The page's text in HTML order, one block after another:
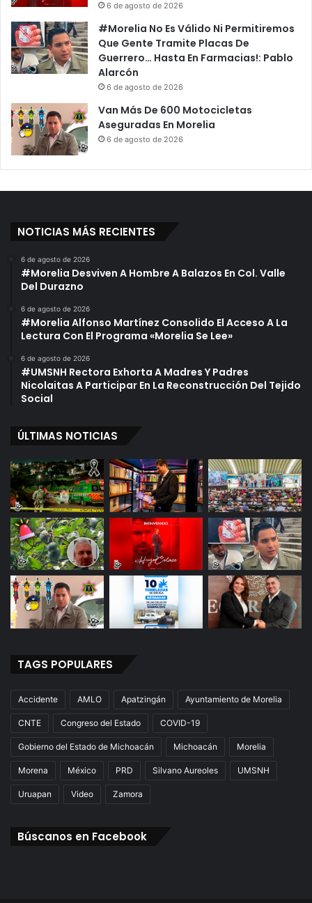
6 de agosto de 2026
#Morelia No Es Válido Ni Permitiremos
Que Gente Tramite Placas De
Guerrero… Hasta En Farmacias!: Pablo
Alarcón
6 de agosto de 2026
Van Más De 600 Motocicletas
Aseguradas En Morelia
6 de agosto de 2026
NOTICIAS MÁS RECIENTES
6 de agosto de 2026
#Morelia Desviven A Hombre A Balazos En Col. Valle
Del Durazno
6 de agosto de 2026
#Morelia Alfonso Martínez Consolido El Acceso A La
Lectura Con El Programa «Morelia Se Lee»
6 de agosto de 2026
#UMSNH Rectora Exhorta A Madres Y Padres
Nicolaitas A Participar En La Reconstrucción Del Tejido
Social
ÚLTIMAS NOTICIAS
TAGS POPULARES
Accidente AMLO Apatzingán Ayuntamiento de Morelia
CNTE Congreso del Estado COVID-19
Gobierno del Estado de Michoacán Michoacán Morelia
Morena México PRD Silvano Aureoles UMSNH
Uruapan Video Zamora
Búscanos en Facebook